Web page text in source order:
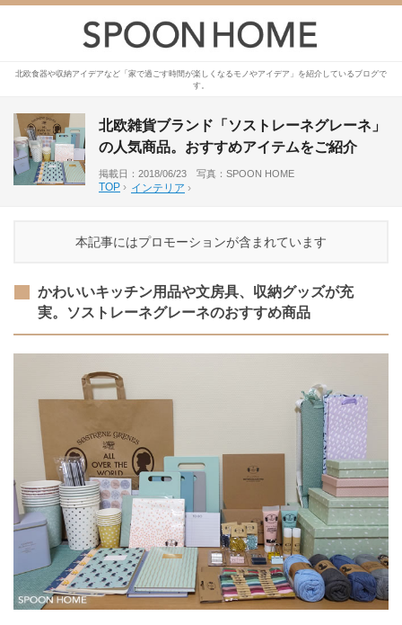
北欧食器や収納アイデアなど「家で過ごす時間が楽しくなるモノやアイデア」を紹介しているブログで
す。
北欧雑貨ブランド「ソストレーネグレーネ」
の人気商品。おすすめアイテムをご紹介
掲載日：2018/06/23 写真：SPOON HOME
TOP › インテリア ›
本記事にはプロモーションが含まれています
かわいいキッチン用品や文房具、収納グッズが充
実。ソストレーネグレーネのおすすめ商品